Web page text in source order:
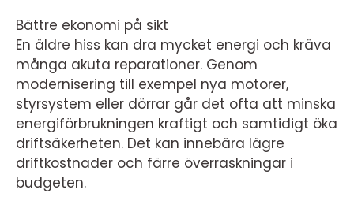
Bättre ekonomi på sikt
En äldre hiss kan dra mycket energi och kräva
många akuta reparationer. Genom
modernisering till exempel nya motorer,
styrsystem eller dörrar går det ofta att minska
energiförbrukningen kraftigt och samtidigt öka
driftsäkerheten. Det kan innebära lägre
driftkostnader och färre överraskningar i
budgeten.